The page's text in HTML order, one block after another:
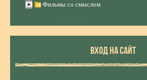
Фильмы со смыслом
ВХОД НА САЙТ